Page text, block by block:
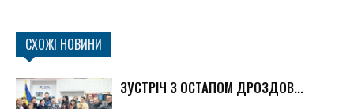
СХОЖІ НОВИНИ
ЗУСТРІЧ З ОСТАПОМ ДРОЗДОВ...